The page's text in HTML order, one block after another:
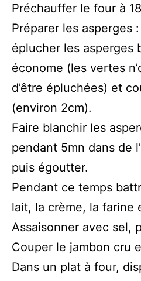
Préchauffer le four à
Préparer les asperges
éplucher les asperges
économe (les vertes
d’être épluchées) et
(environ 2cm).
Faire blanchir les
pendant 5mn dans de
puis égoutter.
Pendant ce temps
lait, la crème, la farine
Assaisonner avec sel,
Couper le jambon cru
Dans un plat à four,